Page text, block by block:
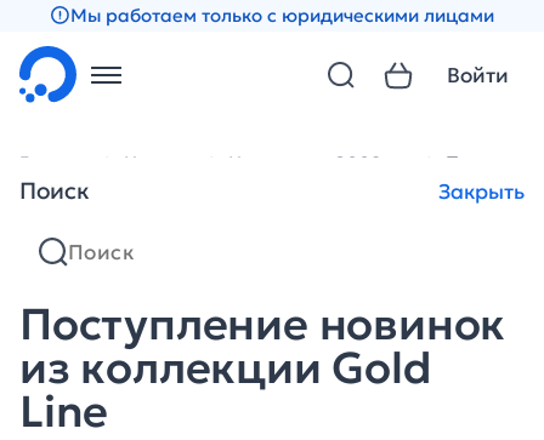
Мы работаем только с юридическими лицами
Поиск Закрыть
Войти
Главная Новости Новости за 2008 год
Поступление новинок
из коллекции Gold
Line